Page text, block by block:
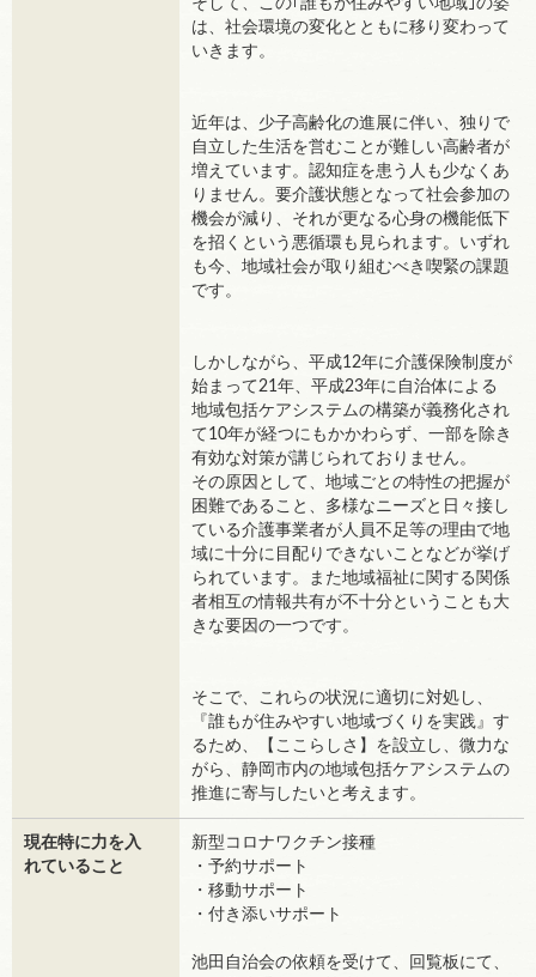
そして、この｢誰もが住みやすい地域｣の姿
は、社会環境の変化とともに移り変わって
いきます。
近年は、少子高齢化の進展に伴い、独りで
自立した生活を営むことが難しい高齢者が
増えています。認知症を患う人も少なくあ
りません。要介護状態となって社会参加の
機会が減り、それが更なる心身の機能低下
を招くという悪循環も見られます。いずれ
も今、地域社会が取り組むべき喫緊の課題
です。
しかしながら、平成12年に介護保険制度が
始まって21年、平成23年に自治体による
地域包括ケアシステムの構築が義務化され
て10年が経つにもかかわらず、一部を除き
有効な対策が講じられておりません。
その原因として、地域ごとの特性の把握が
困難であること、多様なニーズと日々接し
ている介護事業者が人員不足等の理由で地
域に十分に目配りできないことなどが挙げ
られています。また地域福祉に関する関係
者相互の情報共有が不十分ということも大
きな要因の一つです。
そこで、これらの状況に適切に対処し、
『誰もが住みやすい地域づくりを実践』す
るため、【ここらしさ】を設立し、微力な
がら、静岡市内の地域包括ケアシステムの
推進に寄与したいと考えます。
現在特に力を入
れていること
新型コロナワクチン接種
・予約サポート
・移動サポート
・付き添いサポート
池田自治会の依頼を受けて、回覧板にて、